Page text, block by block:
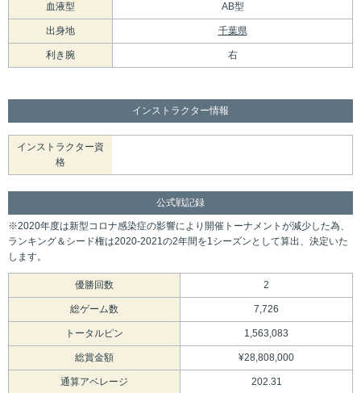
血液型 AB型
出身地 千葉県
利き腕 右
インストラクター情報
インストラクター資
格
公式戦記録
※2020年度は新型コロナ感染症の影響により開催トーナメントが減少した為、
ランキング＆シード権は2020-2021の2年間を1シーズンとして算出、決定いた
します。
優勝回数 2
総ゲーム数 7,726
トータルピン 1,563,083
総賞金額 ¥28,808,000
通算アベレージ 202.31